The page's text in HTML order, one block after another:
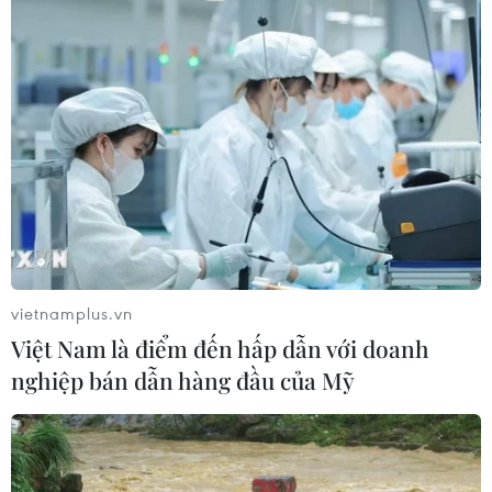
07/08/2026 05:12
Nghệ nhân Đặng Văn Hậu
thổi sức sống mới cho nghệ thuật tò
he truyền thống
07/08/2026 03:19
Sập công trình tại Cuba khiến 2
người tử vong
07/08/2026 01:48
Syria: Nổ xe buýt gần thủ đô
Damascus khiến 2 người chết và 13
người bị thương
vietnamplus.vn
Việt Nam là điểm đến hấp dẫn với doanh
nghiệp bán dẫn hàng đầu của Mỹ